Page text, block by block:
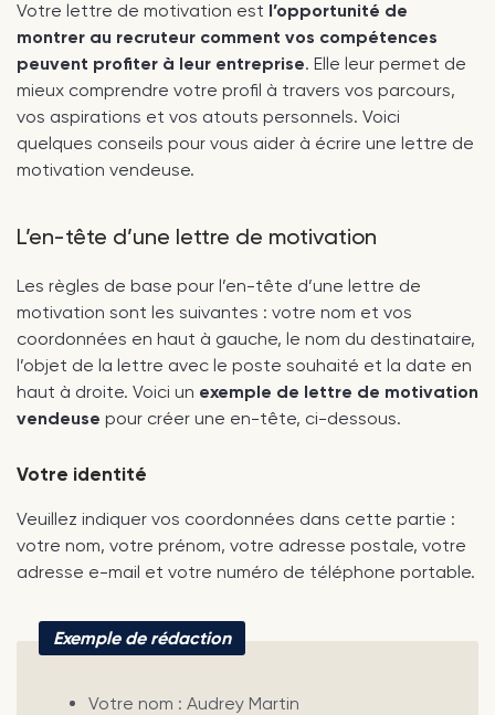
Votre lettre de motivation est l’opportunité de
montrer au recruteur comment vos compétences
peuvent profiter à leur entreprise. Elle leur permet de
mieux comprendre votre profil à travers vos parcours,
vos aspirations et vos atouts personnels. Voici
quelques conseils pour vous aider à écrire une lettre de
motivation vendeuse.
L’en-tête d’une lettre de motivation
Les règles de base pour l’en-tête d’une lettre de
motivation sont les suivantes : votre nom et vos
coordonnées en haut à gauche, le nom du destinataire,
l’objet de la lettre avec le poste souhaité et la date en
haut à droite. Voici un exemple de lettre de motivation
vendeuse pour créer une en-tête, ci-dessous.
Votre identité
Veuillez indiquer vos coordonnées dans cette partie :
votre nom, votre prénom, votre adresse postale, votre
adresse e-mail et votre numéro de téléphone portable.
Exemple de rédaction
Votre nom : Audrey Martin